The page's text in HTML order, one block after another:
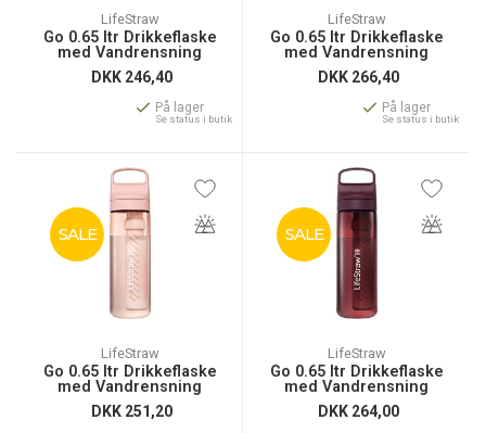
LifeStraw
Go 0.65 ltr Drikkeflaske
med Vandrensning
DKK 246,40
På lager
Se status i butik
LifeStraw
Go 0.65 ltr Drikkeflaske
med Vandrensning
DKK 266,40
På lager
Se status i butik
SALE
LifeStraw
Go 0.65 ltr Drikkeflaske
med Vandrensning
DKK 251,20
SALE
LifeStraw
Go 0.65 ltr Drikkeflaske
med Vandrensning
DKK 264,00